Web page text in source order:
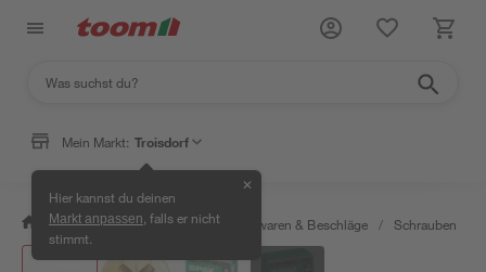
Mein Markt: Troisdorf
Hier kannst du deinen
Markt anpassen , falls er nicht
stimmt.
✕
/ Werkstatt & Maschinen / Eisenwaren & Beschläge / Schrauben